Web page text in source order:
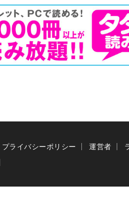
プライバシーポリシー 運営者